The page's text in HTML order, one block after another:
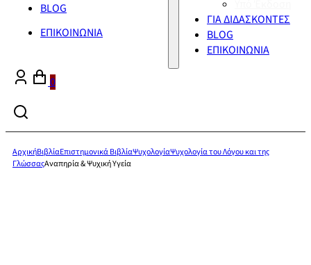
BLOG
ΕΠΙΚΟΙΝΩΝΙΑ
ΓΙΑ ΔΙΔΑΣΚΟΝΤΕΣ
BLOG
ΕΠΙΚΟΙΝΩΝΙΑ
0
ΑρχικήΒιβλίαΕπιστημονικά ΒιβλίαΨυχολογίαΨυχολογία του Λόγου και της
ΓλώσσαςΑναπηρία & Ψυχική Υγεία